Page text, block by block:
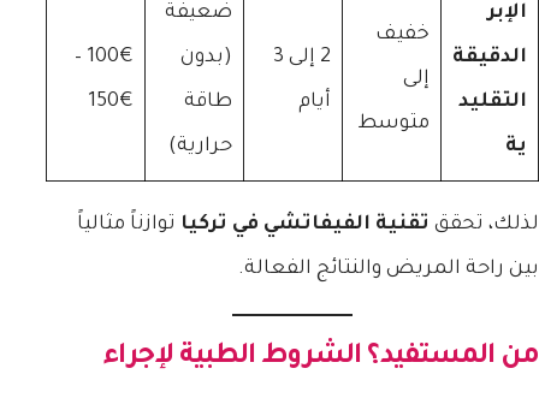
الإبر
الدقيقة
التقليد
ية
خفيف
إلى
متوسط
2 إلى 3
أيام
ضعيفة
(بدون
طاقة
حرارية)
100€ –
150€
لذلك، تحقق تقنية الفيفاتشي في تركيا توازناً مثالياً
بين راحة المريض والنتائج الفعالة.
من المستفيد؟ الشروط الطبية لإجراء